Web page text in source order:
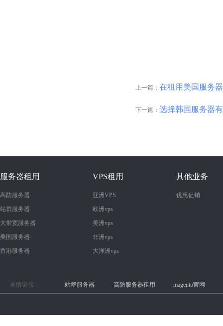
上一篇： 在租用美国服务
下一篇： 选择韩国服务器
服务器租用
高防服务器
站群服务器
大带宽服务器
美国服务器
香港服务器
VPS租用
亚洲VPS
欧洲vps
美洲vps
非洲vps
大洋洲vps
其他业务
优惠促销
友情链接： 站群服务器 高防服务器租用 magento官网